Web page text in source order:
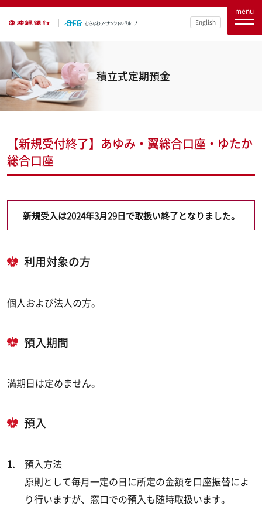
English
menu
積立式定期預金
【新規受付終了】あゆみ・翼総合口座・ゆたか
総合口座
新規受入は2024年3月29日で取扱い終了となりました。
利用対象の方
個人および法人の方。
預入期間
満期日は定めません。
預入
預入方法
原則として毎月一定の日に所定の金額を口座振替によ
り行いますが、窓口での預入も随時取扱います。